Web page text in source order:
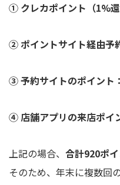
① クレカポイント（1%
② ポイントサイト経由予
③ 予約サイトのポイント
④ 店舗アプリの来店ポイ
上記の場合、 合計920ポイ
そのため、年末に複数回